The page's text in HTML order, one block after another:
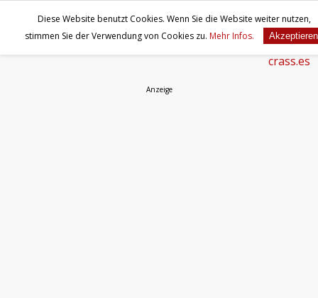
Anzeige
Diese Website benutzt Cookies. Wenn Sie die Website weiter nutzen,
stimmen Sie der Verwendung von Cookies zu. Mehr Infos. Akzeptieren